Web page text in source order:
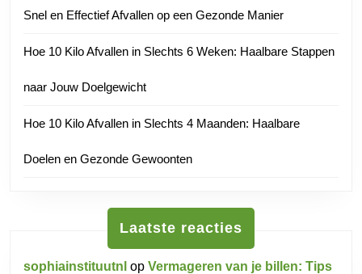
Snel en Effectief Afvallen op een Gezonde Manier
Hoe 10 Kilo Afvallen in Slechts 6 Weken: Haalbare Stappen
naar Jouw Doelgewicht
Hoe 10 Kilo Afvallen in Slechts 4 Maanden: Haalbare
Doelen en Gezonde Gewoonten
Laatste reacties
sophiainstituutnl op Vermageren van je billen: Tips